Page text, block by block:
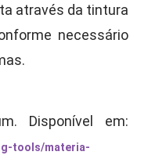
através da tintura
necessário
. Disponível em:
tools/materia-